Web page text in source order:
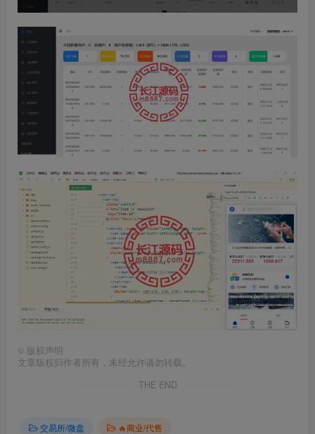
© 版权声明
文章版权归作者所有，未经允许请勿转载。
THE END
交易所/微盘 🔥商业/代售